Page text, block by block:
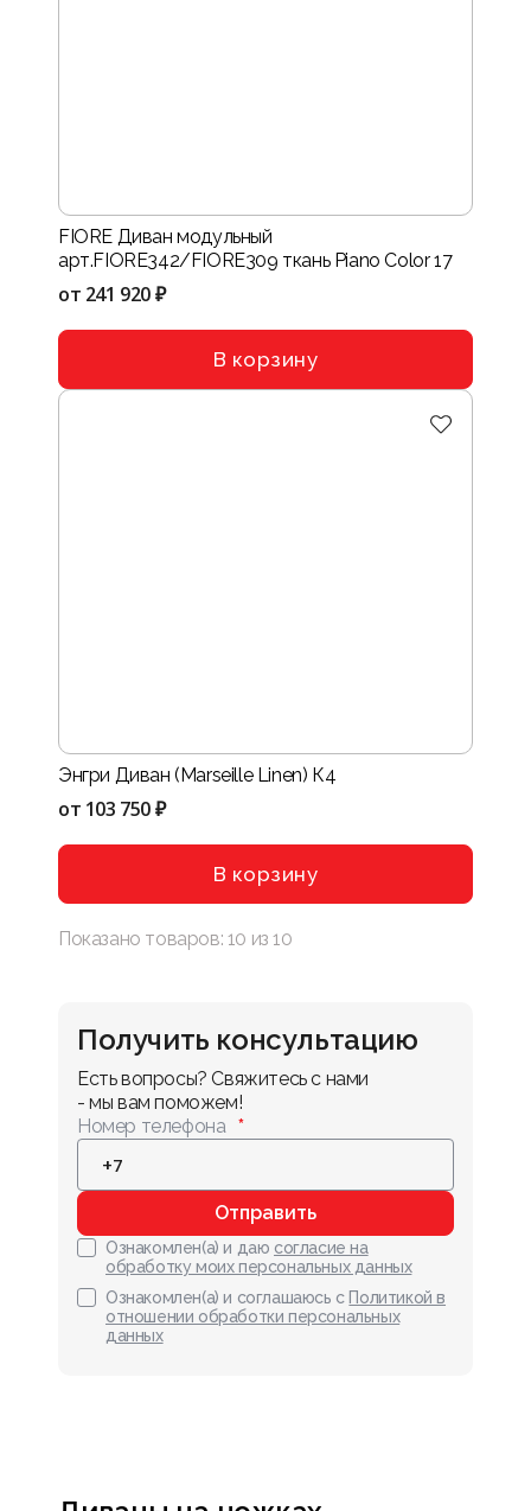
FIORE Диван модульный
арт.FIORE342/FIORE309 ткань Piano Color 17
от 241 920 ₽
В корзину
Энгри Диван (Marseille Linen) К4
от 103 750 ₽
В корзину
Показано товаров: 10 из10
Получить консультацию
Есть вопросы? Свяжитесь с нами
- мы вам поможем!
Номер телефона
Отправить
Ознакомлен(а) и даю согласие на
обработку моих персональных данных
Ознакомлен(а) и соглашаюсь с Политикой в
отношении обработки персональных
данных